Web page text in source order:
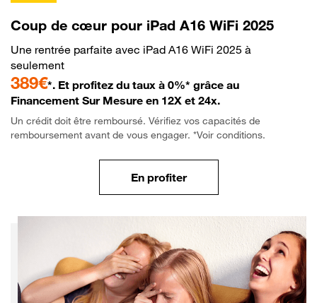
Coup de cœur pour iPad A16 WiFi 2025
Une rentrée parfaite avec iPad A16 WiFi 2025 à
seulement
389€*. Et profitez du taux à 0%* grâce au
Financement Sur Mesure en 12X et 24x.
Un crédit doit être remboursé. Vérifiez vos capacités de
remboursement avant de vous engager. *Voir conditions.
En profiter